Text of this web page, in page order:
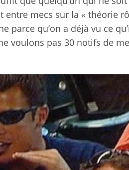
entre mecs sur la « théorie
parce qu’on a déjà vu ce
voulons pas 30 notifs de